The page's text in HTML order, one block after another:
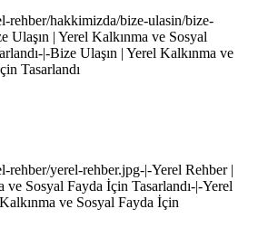
rehber/hakkimizda/bize-ulasin/bize-
Ulaşın | Yerel Kalkınma ve Sosyal
|-Bize Ulaşın | Yerel Kalkınma ve
Tasarlandı
rehber/yerel-rehber.jpg-|-Yerel Rehber |
ve Sosyal Fayda İçin Tasarlandı-|-Yerel
ve Sosyal Fayda İçin